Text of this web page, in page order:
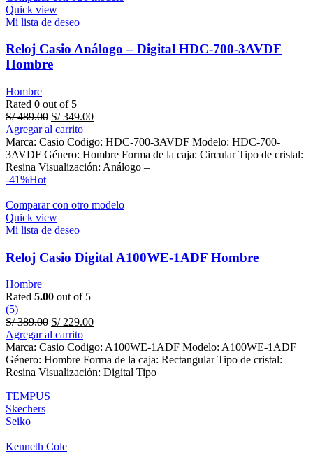
Quick view
Mi lista de deseo
Reloj Casio Análogo – Digital HDC-700-3AVDF
Hombre
Hombre
Rated 0 out of 5
S/489.00 Original
price
was:
S/ 489.00.
S/349.00Current
is:
S/ 349.00.
Agregar al carrito
Marca: Casio Codigo: HDC-700-3AVDF Modelo: HDC-700-
3AVDF Género: Hombre Forma de la caja: Circular Tipo de cristal:
Resina Visualización: Análogo –
-41%Hot
Comparar con otro modelo
Quick view
Mi lista de deseo
Reloj Casio Digital A100WE-1ADF Hombre
Hombre
Rated 5.00 out of 5
(5)
S/389.00 Original
price
was:
S/ 389.00.
S/229.00Current
is:
S/ 229.00.
Agregar al carrito
Marca: Casio Codigo: A100WE-1ADF Modelo: A100WE-1ADF
Género: Hombre Forma de la caja: Rectangular Tipo de cristal:
Resina Visualización: Digital Tipo
TEMPUS
Skechers
Seiko
Kenneth Cole